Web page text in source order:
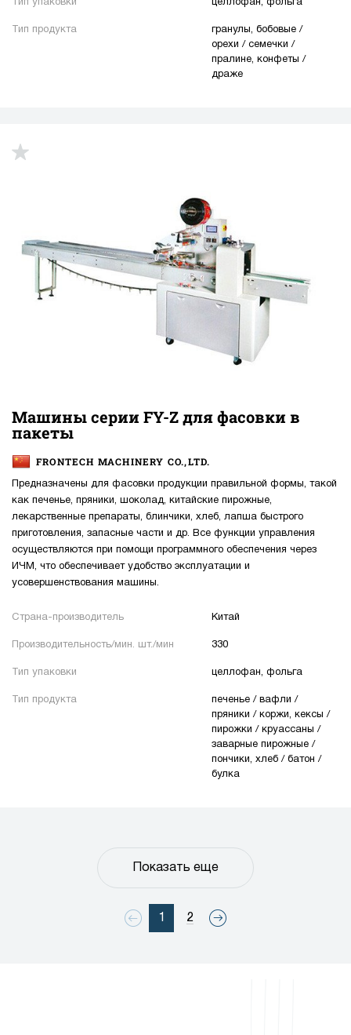
Тип упаковки целлофан, фольга
Тип продукта
гранулы, бобовые /
орехи / семечки /
пралине, конфеты /
драже
Машины серии FY-Z для фасовки в
пакеты
FRONTECH MACHINERY CO.,LTD.
Предназначены для фасовки продукции правильной формы, такой
как печенье, пряники, шоколад, китайские пирожные,
лекарственные препараты, блинчики, хлеб, лапша быстрого
приготовления, запасные части и др. Все функции управления
осуществляются при помощи программного обеспечения через
ИЧМ, что обеспечивает удобство эксплуатации и
усовершенствования машины.
Страна-производитель Китай
Производительность/мин. шт./мин 330
Тип упаковки целлофан, фольга
Тип продукта
печенье / вафли /
пряники / коржи, кексы /
пирожки / круассаны /
заварные пирожные /
пончики, хлеб / батон /
булка
1 2
Показать еще